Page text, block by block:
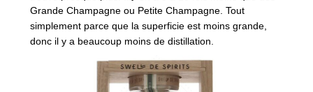
Grande Champagne ou Petite Champagne. Tout
simplement parce que la superficie est moins grande,
donc il y a beaucoup moins de distillation.